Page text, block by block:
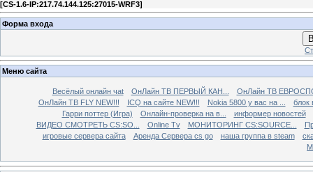
[CS-1.6-IP:217.74.144.125:27015-WRF3]
Форма входа
Меню сайта
Весёлый онлайн чаt ОнЛайн ТВ ПЕРВЫЙ КАН...
ОнЛайн ТВ
ОнЛайн ТВ FLY NEW!!!
ICQ на сайте NEW!!! Nokia 5800 у вас на ...
блок
Гарри поттер (Игра)
Онлайн-проверка на в...
информер новостей
ВИДЕО СМОТРЕТЬ CS:SO...
Online Tv МОНИТОРИНГ CS:SOURCE...
игровые сервера сайта
Аренда Сервера cs go наша группа в steam